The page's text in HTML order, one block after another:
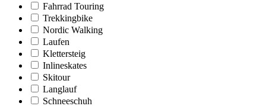
Fahrrad Touring
Trekkingbike
Nordic Walking
Laufen
Klettersteig
Inlineskates
Skitour
Langlauf
Schneeschuh